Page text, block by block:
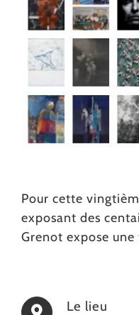
Pour cette
exposant des
Grenot expose
Le lieu